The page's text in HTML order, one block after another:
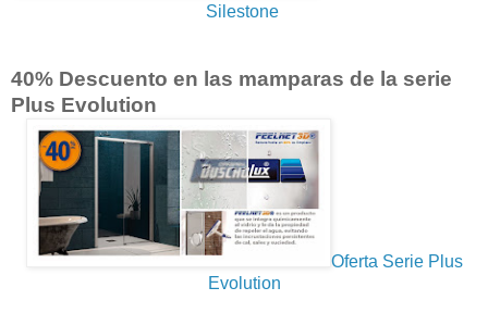
Silestone
40% Descuento en las mamparas de la serie
Plus Evolution
Oferta Serie Plus
Evolution